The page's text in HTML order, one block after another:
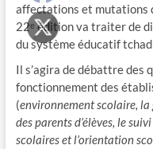
affectations et mutations
22ᵉ édition va traiter de
du système éducatif
Il s’agira de débattre des
fonctionnement des
(environnement scolaire,
des parents d’élèves, le
scolaires et l’orientation